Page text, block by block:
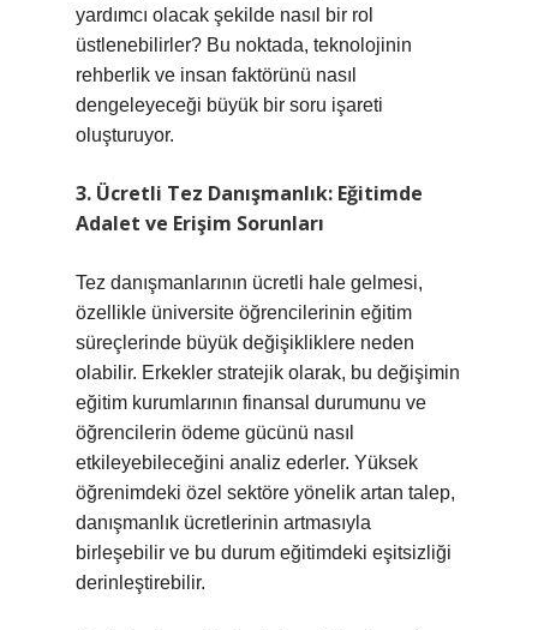
yardımcı olacak şekilde nasıl bir rol
üstlenebilirler? Bu noktada, teknolojinin
rehberlik ve insan faktörünü nasıl
dengeleyeceği büyük bir soru işareti
oluşturuyor.
3. Ücretli Tez Danışmanlık: Eğitimde
Adalet ve Erişim Sorunları
Tez danışmanlarının ücretli hale gelmesi,
özellikle üniversite öğrencilerinin eğitim
süreçlerinde büyük değişikliklere neden
olabilir. Erkekler stratejik olarak, bu değişimin
eğitim kurumlarının finansal durumunu ve
öğrencilerin ödeme gücünü nasıl
etkileyebileceğini analiz ederler. Yüksek
öğrenimdeki özel sektöre yönelik artan talep,
danışmanlık ücretlerinin artmasıyla
birleşebilir ve bu durum eğitimdeki eşitsizliği
derinleştirebilir.